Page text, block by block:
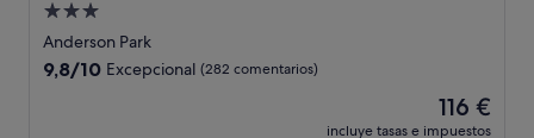
Alojamiento
de
3.0 estrellas
Anderson Park
9.8
9,8/10 Excepcional (282 comentarios)
El
precio
116 €
incluye tasas e impuestos